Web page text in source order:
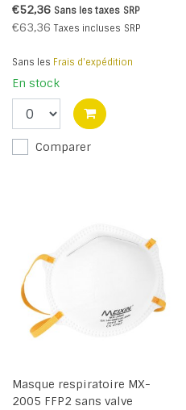
25 pièces
€52,36 Sans les taxes SRP
€63,36 Taxes incluses SRP
Sans les Frais d'expédition
En stock
Comparer
Masque respiratoire MX-
2005 FFP2 sans valve